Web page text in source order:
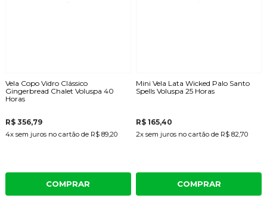
Vela Copo Vidro Clássico
Gingerbread Chalet Voluspa 40
Horas
R$ 356,79
4x sem juros no cartãode R$ 89,20
COMPRAR
Mini Vela Lata Wicked Palo Santo
Spells Voluspa 25 Horas
R$ 165,40
2x sem juros no cartão de R$ 82,70
COMPRAR